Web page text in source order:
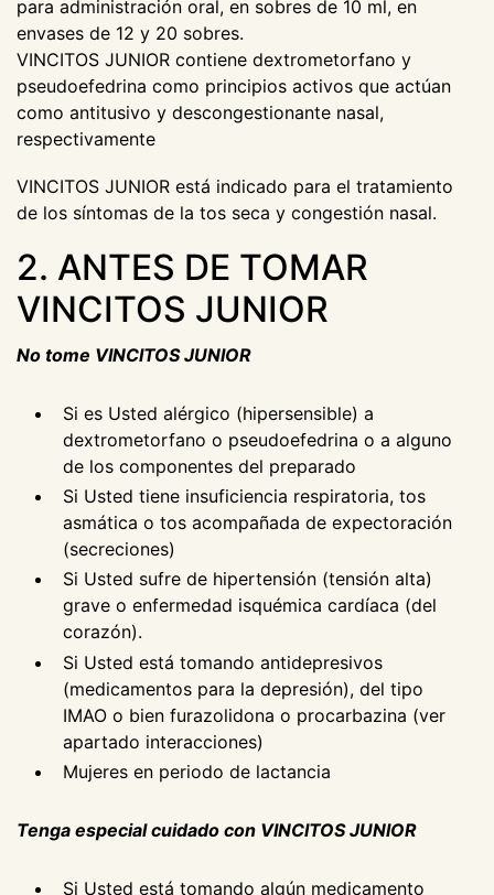
para administración oral, en sobres de 10 ml, en
envases de 12 y 20 sobres.
VINCITOS JUNIOR contiene dextrometorfano y
pseudoefedrina como principios activos que actúan
como antitusivo y descongestionante nasal,
respectivamente
VINCITOS JUNIOR está indicado para el tratamiento
de los síntomas de la tos seca y congestión nasal.
2. ANTES DE TOMAR
VINCITOS JUNIOR
No tome VINCITOS JUNIOR
Si es Usted alérgico (hipersensible) a
dextrometorfano o pseudoefedrina o a alguno
de los componentes del preparado
Si Usted tiene insuficiencia respiratoria, tos
asmática o tos acompañada de expectoración
(secreciones)
Si Usted sufre de hipertensión (tensión alta)
grave o enfermedad isquémica cardíaca (del
corazón).
Si Usted está tomando antidepresivos
(medicamentos para la depresión), del tipo
IMAO o bien furazolidona o procarbazina (ver
apartado interacciones)
Mujeres en periodo de lactancia
Tenga especial cuidado con VINCITOS JUNIOR
Si Usted está tomando algún medicamento